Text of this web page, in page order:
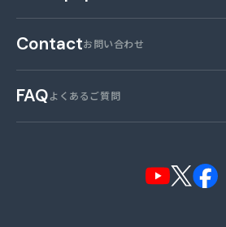
Contactお問い合わせ
FAQよくあるご質問